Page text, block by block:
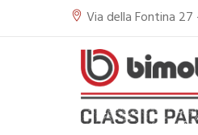
Via della Fontina